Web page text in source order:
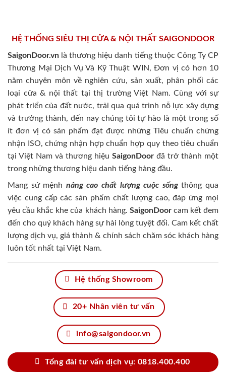
HỆ THỐNG SIÊU THỊ CỬA & NỘI THẤT SAIGONDOOR
SaigonDoor.vn là thương hiệu danh tiếng thuộc Công Ty CP
Thương Mại Dịch Vụ Và Kỹ Thuật WIN, Đơn vị có hơn 10
năm chuyên môn về nghiên cứu, sản xuất, phân phối các
loại cửa & nội thất tại thị trường Việt Nam. Cùng với sự
phát triển của đất nước, trải qua quá trình nỗ lực xây dựng
và trưởng thành, đến nay chúng tôi tự hào là một trong số
ít đơn vị có sản phẩm đạt được những Tiêu chuẩn chứng
nhận ISO, chứng nhận hợp chuẩn hợp quy theo tiêu chuẩn
tại Việt Nam và thương hiệu SaigonDoor đã trở thành một
trong những thương hiệu danh tiếng hàng đầu.
Mang sứ mệnh nâng cao chất lượng cuộc sốngthông qua
việc cung cấp các sản phẩm chất lượng cao, đáp ứng mọi
yêu cầu khắc khe của khách hàng. SaigonDoorcam kết đem
đến cho quý khách hàng sự hài lòng tuyệt đối. Cam kết chất
lượng dịch vụ, giá thành & chính sách chăm sóc khách hàng
luôn tốt nhất tại Việt Nam.
Hệ thống Showroom
20+ Nhân viên tư vấn
info@saigondoor.vn
Tổng đài tư vấn dịch vụ: 0818.400.400